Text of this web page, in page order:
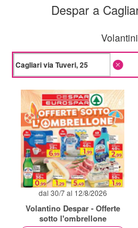
Despar a
dal 30/7 al 12/8/2026
Volantino Despar - Offerte
sotto l'ombrellone